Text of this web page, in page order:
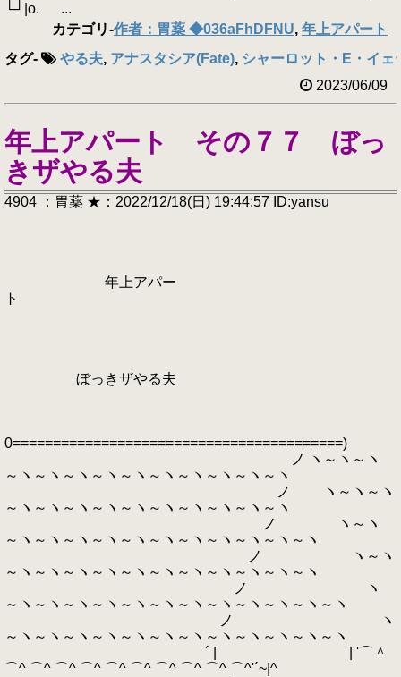
└┘|o. ...
カテゴリ-作者：胃薬 ◆036aFhDFNU, 年上アパート
タグ- やる夫, アナスタシア(Fate), シャーロット・E・イェ
2023/06/09
年上アパート その７７ ぼっ
きザやる夫
4904 ：胃薬 ★：2022/12/18(日) 19:44:57 ID:yansu
年上アパー
ト
ぼっきザやる夫
0=========================================)
ノ ヽ～ヽ～ヽ
～ヽ～ヽ～ヽ～ヽ～ヽ～ヽ～ヽ～ヽ～ヽ～ヽ
ノ ヽ～ヽ～ヽ
～ヽ～ヽ～ヽ～ヽ～ヽ～ヽ～ヽ～ヽ～ヽ～ヽ
ノ ヽ～ヽ
～ヽ～ヽ～ヽ～ヽ～ヽ～ヽ～ヽ～ヽ～ヽ～ヽ～ヽ
ノ ヽ～ヽ
～ヽ～ヽ～ヽ～ヽ～ヽ～ヽ～ヽ～ヽ～ヽ～ヽ～ヽ
ノ ヽ
～ヽ～ヽ～ヽ～ヽ～ヽ～ヽ～ヽ～ヽ～ヽ～ヽ～ヽ～ヽ
ノ ヽ
～ヽ～ヽ～ヽ～ヽ～ヽ～ヽ～ヽ～ヽ～ヽ～ヽ～ヽ～ヽ
´ | | '⌒＾
⌒^ ⌒^ ⌒^ ⌒^ ⌒^ ⌒^ ⌒^ ⌒^ ⌒^ ⌒^'´~|^